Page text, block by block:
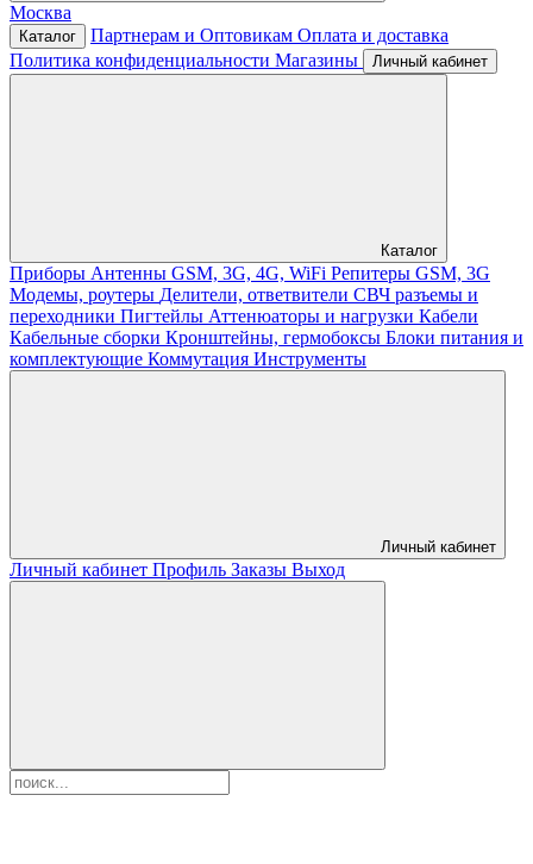
Москва
Каталог Партнерам и Оптовикам Оплата и доставка
Политика конфиденциальности Магазины Личный кабинет
Каталог
Приборы Антенны GSM, 3G, 4G, WiFi Репитеры GSM, 3G
Модемы, роутеры Делители, ответвители СВЧ разъемы и
переходники Пигтейлы Аттенюаторы и нагрузки Кабели
Кабельные сборки Кронштейны, гермобоксы Блоки питания и
комплектующие Коммутация Инструменты
Личный кабинет
Личный кабинет Профиль Заказы Выход